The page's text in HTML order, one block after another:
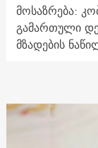
მოსაზრება:
გამართული
მზადების